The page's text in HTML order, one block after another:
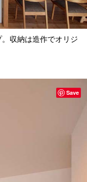
収納は造作でオリジ
Save